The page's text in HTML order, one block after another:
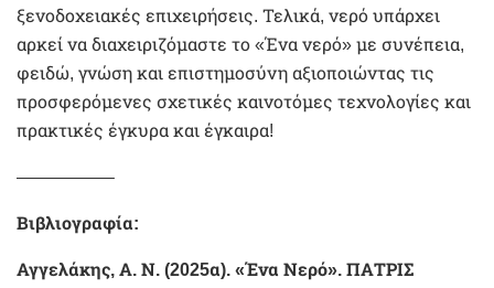
ξενοδοχειακές επιχειρήσεις. Τελικά, νερό υπάρχει
αρκεί να διαχειριζόμαστε το «Ένα νερό» με συνέπεια,
φειδώ, γνώση και επιστημοσύνη αξιοποιώντας τις
προσφερόμενες σχετικές καινοτόμες τεχνολογίες και
πρακτικές έγκυρα και έγκαιρα!
—————–
Βιβλιογραφία:
Αγγελάκης, Α. Ν. (2025α). «Ένα Νερό». ΠΑΤΡΙΣ